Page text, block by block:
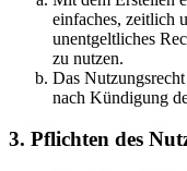
einfaches, zeitlich
unentgeltliches
zu nutzen.
Das
nach Kündigung
3. Pflichten des